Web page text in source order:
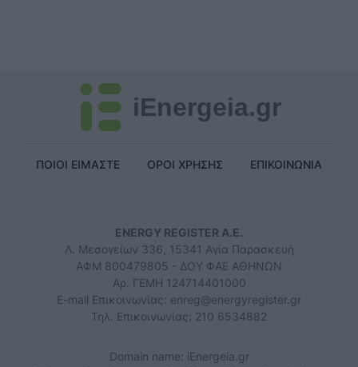
iEnergeia.gr
ΠΟΙΟΙ ΕΙΜΑΣΤΕ ΟΡΟΙ ΧΡΗΣΗΣ ΕΠΙΚΟΙΝΩΝΙΑ
ENERGY REGISTER Α.Ε.
Λ. Μεσογείων 336, 15341 Αγία Παρασκευή
ΑΦΜ 800479805 - ΔΟΥ ΦΑΕ ΑΘΗΝΩΝ
Αρ. ΓΕΜΗ 124714401000
E-mail Επικοινωνίας: enreg@energyregister.gr
Τηλ. Επικοινωνίας: 210 6534882
Domain name: iEnergeia.gr